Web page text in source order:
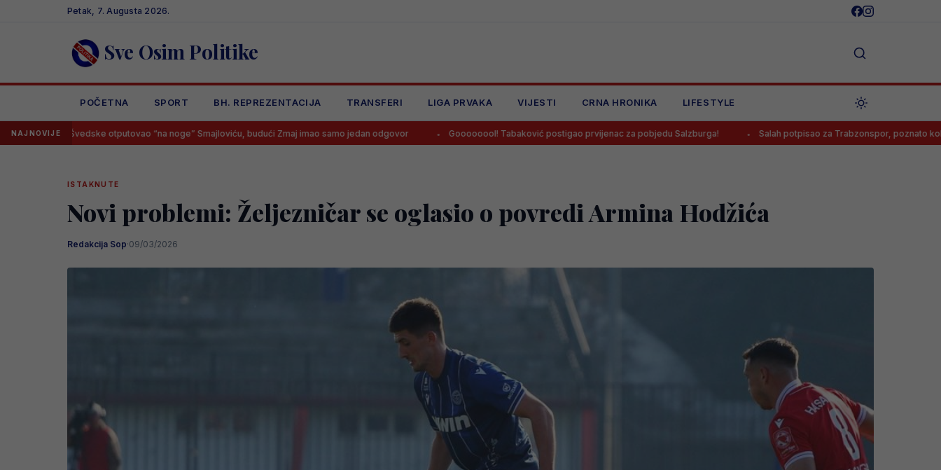
Petak, 7. Augusta 2026.
Sve Osim Politike
POČETNA SPORT BH. REPREZENTACIJA TRANSFERI LIGA PRVAKA VIJESTI CRNA HRONIKA LIFESTYLE
NAJNOVIJE
otputovao “na noge” Smajloviću, budući Zmaj imao samo jedan odgovor Goooooool! Tabaković postigao prvijenac za pobjedu Salzburga! Salah potpisao za Trabzonspor, poznato koliko će zarađivati
ISTAKNUTE
Novi problemi: Željezničar se oglasio o povredi Armina Hodžića
Redakcija Sop·09/03/2026